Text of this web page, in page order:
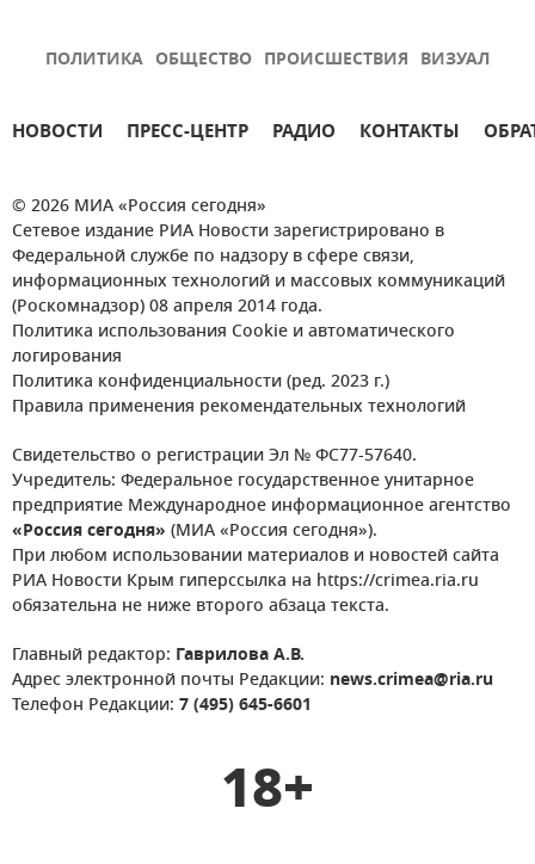
ПОЛИТИКА ОБЩЕСТВО ПРОИСШЕСТВИЯ ВИЗУАЛ
НОВОСТИ ПРЕСС-ЦЕНТР РАДИО КОНТАКТЫ
© 2026 МИА «Россия сегодня»
Сетевое издание РИА Новости зарегистрировано в
Федеральной службе по надзору в сфере связи,
информационных технологий и массовых коммуникаций
(Роскомнадзор) 08 апреля 2014 года.
Политика использования Cookie и автоматического
логирования
Политика конфиденциальности (ред. 2023 г.)
Правила применения рекомендательных технологий
Свидетельство о регистрации Эл № ФС77-57640.
Учредитель: Федеральное государственное унитарное
предприятие Международное информационное агентство
«Россия сегодня» (МИА «Россия сегодня»).
При любом использовании материалов и новостей сайта
РИА Новости Крым гиперссылка на https://crimea.ria.ru
обязательна не ниже второго абзаца текста.
Главный редактор: Гаврилова А.В.
Адрес электронной почты Редакции: news.crimea@ria.ru
Телефон Редакции: 7 (495) 645-6601
18+